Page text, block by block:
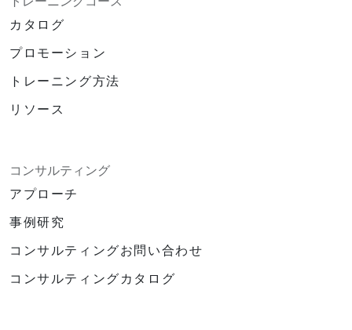
カタログ
プロモーション
トレーニング方法
リソース
コンサルティング
アプローチ
事例研究
コンサルティングお問い合わせ
コンサルティングカタログ